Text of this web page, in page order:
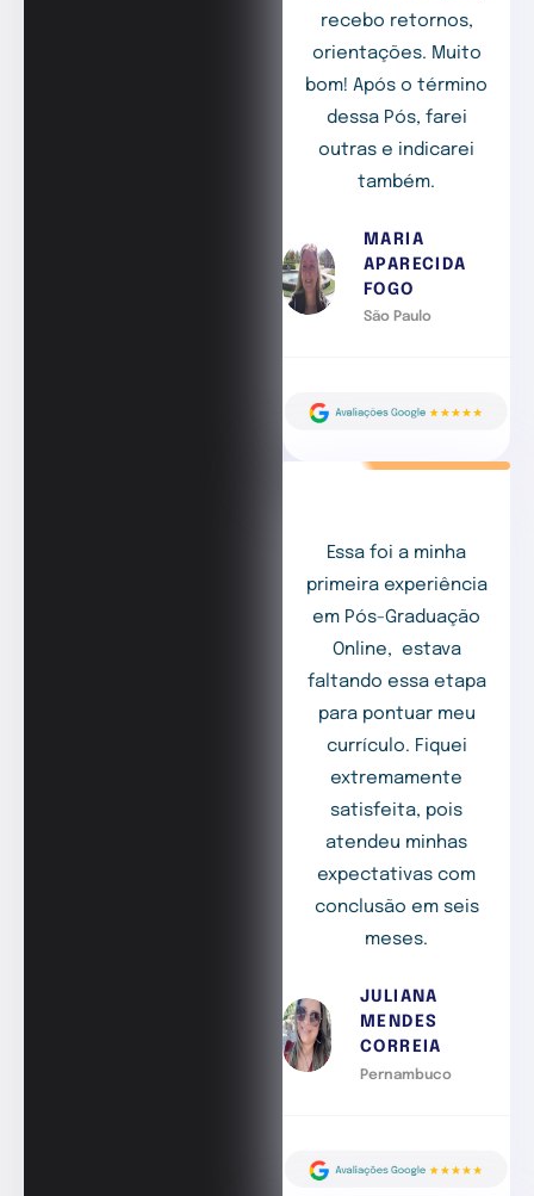
recebo retornos,
orientações. Muito
bom! Após o término
dessa Pós, farei
outras e indicarei
também.
MARIA
APARECIDA
FOGO
São Paulo
Essa foi a minha
primeira experiência
em Pós-Graduação
Online, estava
faltando essa etapa
para pontuar meu
currículo. Fiquei
extremamente
satisfeita, pois
atendeu minhas
expectativas com
conclusão em seis
meses.
JULIANA
MENDES
CORREIA
Pernambuco